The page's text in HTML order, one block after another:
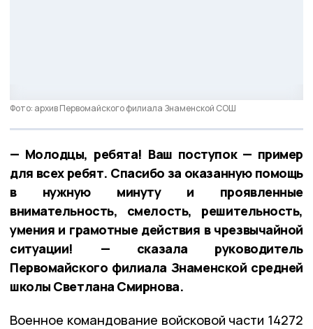
Фото: архив Первомайского филиала Знаменской СОШ
— Молодцы, ребята! Ваш поступок — пример
для всех ребят. Спасибо за оказанную помощь
в нужную минуту и проявленные
внимательность, смелость, решительность,
умения и грамотные действия в чрезвычайной
ситуации! — сказала руководитель
Первомайского филиала Знаменской средней
школы Светлана Смирнова.
Военное командование войсковой части 14272